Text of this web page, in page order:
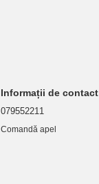
Informații de contact
079552211
Comandă apel